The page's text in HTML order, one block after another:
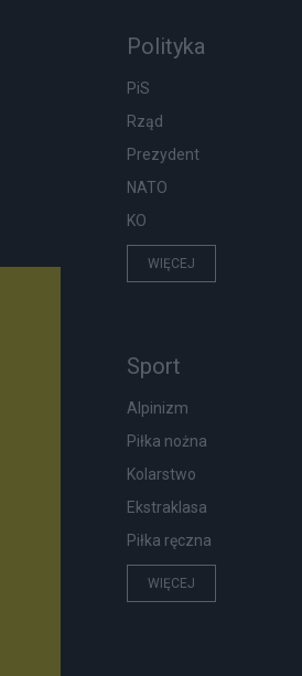
Polityka
PiS
Rząd
Prezydent
NATO
KO
WIĘCEJ
Sport
Alpinizm
Piłka nożna
Kolarstwo
Ekstraklasa
Piłka ręczna
WIĘCEJ